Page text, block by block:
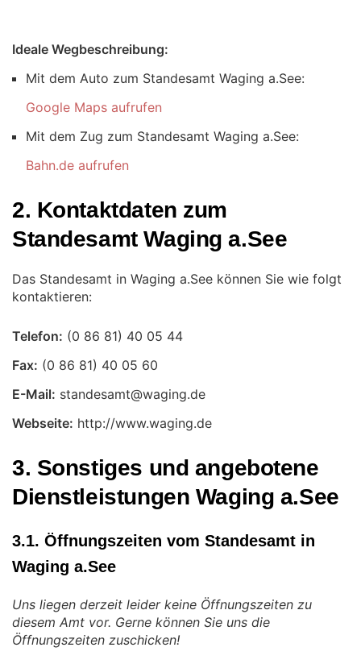
Ideale Wegbeschreibung:
Mit dem Auto zum Standesamt Waging a.See:
Google Maps aufrufen
Mit dem Zug zum Standesamt Waging a.See:
Bahn.de aufrufen
2. Kontaktdaten zum
Standesamt Waging a.See
Das Standesamt in Waging a.See können Sie wie folgt
kontaktieren:
Telefon:
Fax:
E-Mail:
Webseite: http://www.waging.de
3. Sonstiges und angebotene
Dienstleistungen Waging a.See
3.1. Öffnungszeiten vom Standesamt in
Waging a.See
Uns liegen derzeit leider keine Öffnungszeiten zu
diesem Amt vor. Gerne können Sie uns die
Öffnungszeiten zuschicken!